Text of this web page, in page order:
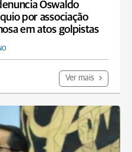
Oswaldo
por associação
em atos golpistas
Ver mais